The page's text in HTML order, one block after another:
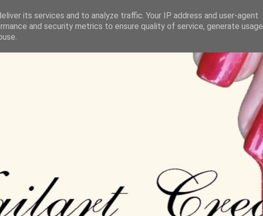
its services and to analyze traffic. Your IP address and user-agent
and security metrics to ensure quality of service, generate usage